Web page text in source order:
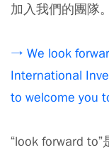
加入我們的團隊
→ We look
International
to welcome you
“look forward